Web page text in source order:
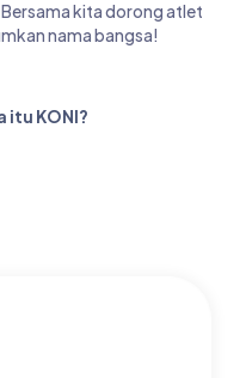
kita dorong atlet
nama bangsa!
itu KONI?